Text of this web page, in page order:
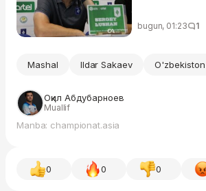
bugun, 01:23 1
Mashal Ildar Sakaev
Оқил Абдубарноев
Muallif
Manba: championat.asia
0 0 0